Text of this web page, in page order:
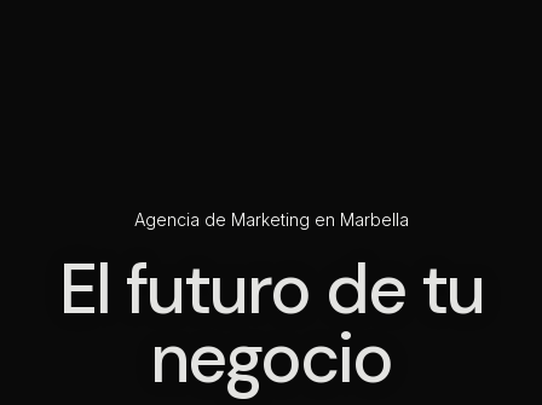
Agencia de Marketing en Marbella
El futuro de tu
negocio